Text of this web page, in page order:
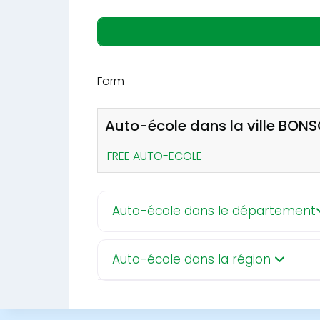
Form
Auto-école dans la ville
FREE AUTO-ECOLE
Auto-école dans le département
Auto-école dans la région